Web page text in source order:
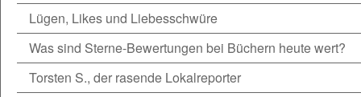
Lügen, Likes und Liebesschwüre
Was sind Sterne-Bewertungen bei Büchern heute wert?
Torsten S., der rasende Lokalreporter